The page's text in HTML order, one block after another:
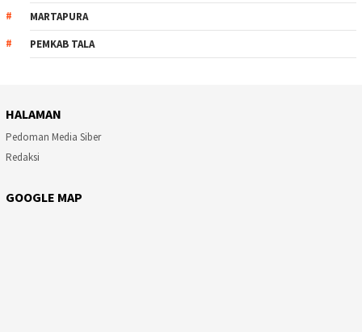
MARTAPURA
PEMKAB TALA
HALAMAN
Pedoman Media Siber
Redaksi
GOOGLE MAP